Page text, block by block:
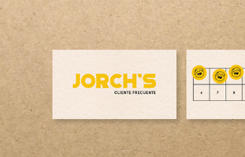
Jorch's Food